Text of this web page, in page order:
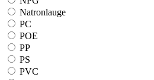
Natronlauge
PC
POE
PP
PS
PVC